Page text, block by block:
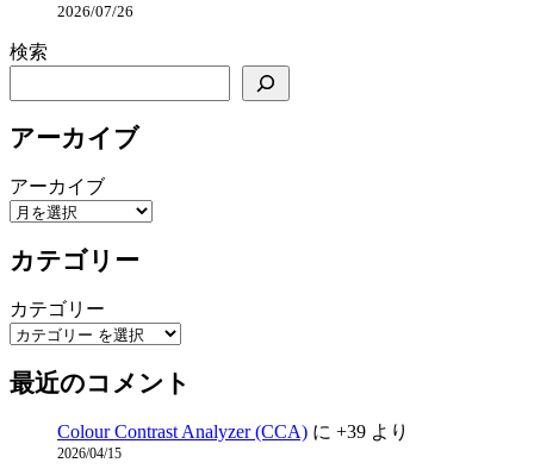
2026/07/26
検索
アーカイブ
アーカイブ
カテゴリー
カテゴリー
最近のコメント
Colour Contrast Analyzer (CCA) に +39 より
2026/04/15